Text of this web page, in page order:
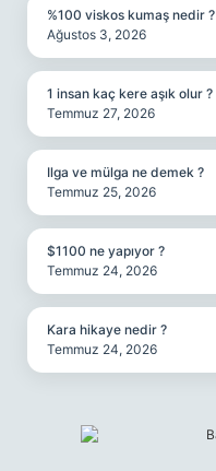
%100 viskos kumaş nedir ?
Ağustos 3, 2026
1 insan kaç kere aşık olur ?
Temmuz 27, 2026
Ilga ve mülga ne demek ?
Temmuz 25, 2026
$1100 ne yapıyor ?
Temmuz 24, 2026
Kara hikaye nedir ?
Temmuz 24, 2026